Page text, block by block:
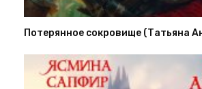
Потерянное сокровище (Татьяна